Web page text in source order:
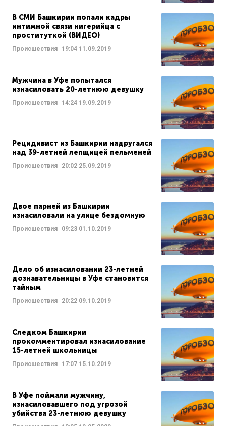
В СМИ Башкирии попали кадры
интимной связи нигерийца с
проституткой (ВИДЕО)
Происшествия 19:04 11.09.2019
Мужчина в Уфе попытался
изнасиловать 20-летнюю девушку
Происшествия 14:24 19.09.2019
Рецидивист из Башкирии надругался
над 39-летней лепщицей пельменей
Происшествия 20:02 25.09.2019
Двое парней из Башкирии
изнасиловали на улице бездомную
Происшествия 09:23 01.10.2019
Дело об изнасиловании 23-летней
дознавательницы в Уфе становится
тайным
Происшествия 20:22 09.10.2019
Следком Башкирии
прокомментировал изнасилование
15-летней школьницы
Происшествия 17:07 15.10.2019
В Уфе поймали мужчину,
изнасиловавшего под угрозой
убийства 23-летнюю девушку